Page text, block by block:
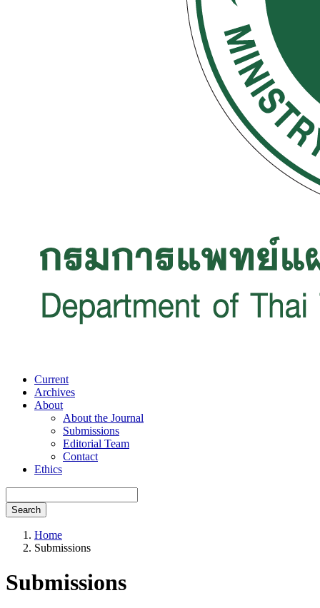
Current
Archives
About
About the Journal
Submissions
Editorial Team
Contact
Ethics
Search
Home
Submissions
Submissions